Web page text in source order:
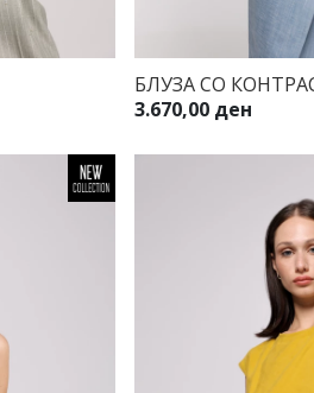
БЛУЗА СО
3.670,00 ден